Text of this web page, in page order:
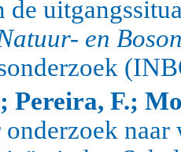
de
en
Pereira, F.;
naar